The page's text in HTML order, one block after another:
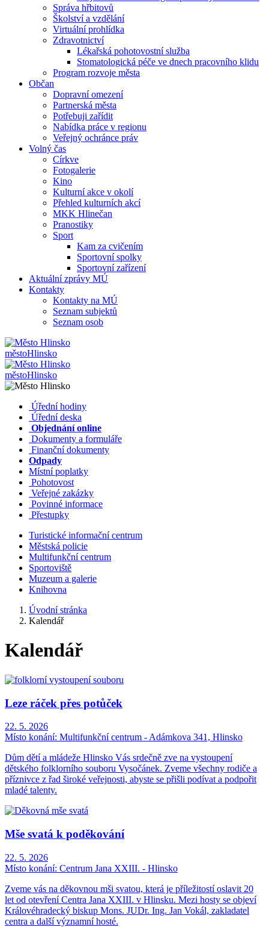
Správa hřbitovů
Školství a vzdělání
Virtuální prohlídka
Zdravotnictví
Lékařská pohotovostní služba
Stomatologická péče ve dnech pracovního klidu
Program rozvoje města
Občan
Dopravní omezení
Partnerská města
Potřebuji zařídit
Nabídka práce v regionu
Veřejný ochránce práv
Volný čas
Církve
Fotogalerie
Kino
Kulturní akce v okolí
Přehled kulturních akcí
MKK Hlinečan
Pranostiky
Sport
Kam za cvičením
Sportovní spolky
Sportovní zařízení
Aktuální zprávy MÚ
Kontakty
Kontakty na MÚ
Seznam subjektů
Seznam osob
městoHlinsko
městoHlinsko
Úřední hodiny
Úřední deska
Objednání online
Dokumenty a formuláře
Finanční dokumenty
Odpady
Místní poplatky
Pohotovost
Veřejné zakázky
Povinné informace
Přestupky
Turistické informační centrum
Městská policie
Multifunkční centrum
Sportoviště
Muzeum a galerie
Knihovna
Úvodní stránka
Kalendář
Kalendář
Leze ráček přes potůček
22. 5. 2026
Místo konání: Multifunkční centrum - Adámkova 341, Hlinsko
Dům dětí a mládeže Hlinsko Vás srdečně zve na vystoupení
dětského folklorního souboru Vysočánek. Zveme všechny rodiče a
příznivce z řad široké veřejnosti, abyste se přišli podívat a podpořit
mladé talenty.
Mše svatá k poděkování
22. 5. 2026
Místo konání: Centrum Jana XXIII. - Hlinsko
Zveme vás na děkovnou mši svatou, která je příležitostí oslavit 20
let od otevření Centra Jana XXIII. v Hlinsku. Mezi hosty se objeví
Královéhradecký biskup Mons. JUDr. Ing. Jan Vokál, zakladatel
centra a další významní hosté.